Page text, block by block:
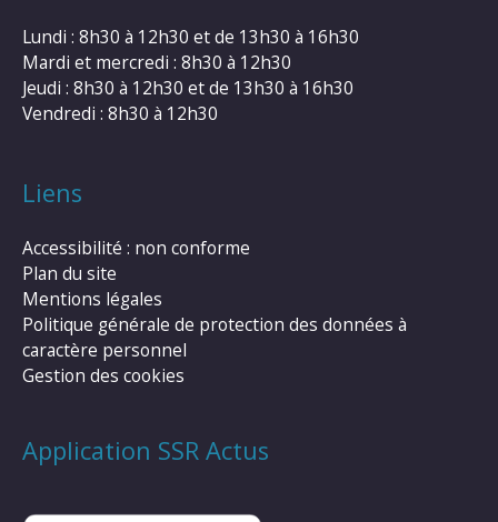
Lundi : 8h30 à 12h30 et de 13h30 à 16h30
Mardi et mercredi : 8h30 à 12h30
Jeudi : 8h30 à 12h30 et de 13h30 à 16h30
Vendredi : 8h30 à 12h30
Liens
Accessibilité : non conforme
Plan du site
Mentions légales
Politique générale de protection des données à
caractère personnel
Gestion des cookies
Application SSR Actus